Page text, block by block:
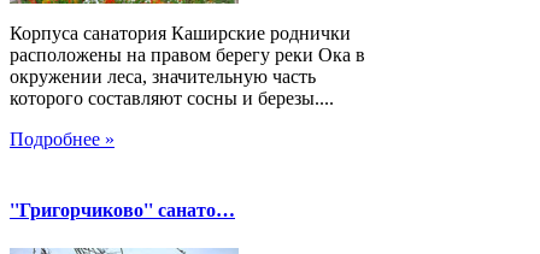
Корпуса санатория Каширские роднички
расположены на правом берегу реки Ока в
окружении леса, значительную часть
которого составляют сосны и березы....
Подробнее »
''Григорчиково'' санато…